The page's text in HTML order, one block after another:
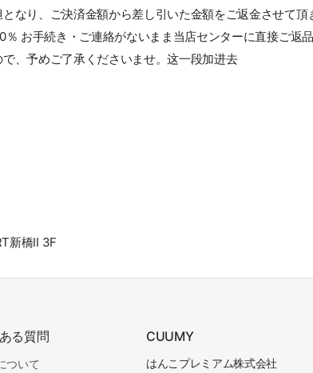
なり、ご決済金額から差し引いた金額をご返金させて頂
お手続き・ご連絡がないまま当店センターに直接ご返
、予めご了承くださいませ。这一段加进去
新橋Ⅱ 3F
る質問
ついて
CUUMY
はんこプレミアム株式会社